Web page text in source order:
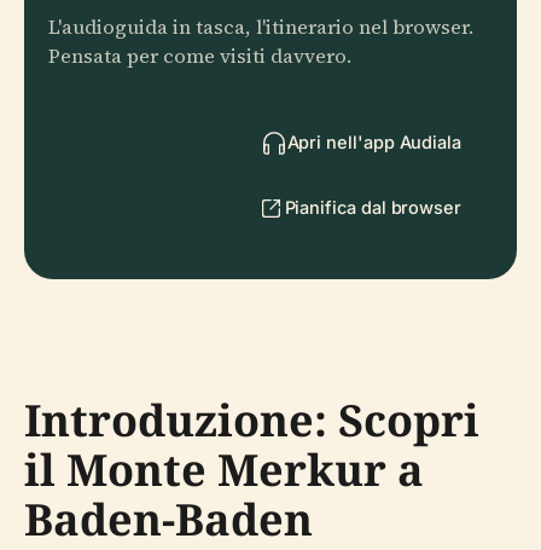
L'audioguida in tasca, l'itinerario nel browser.
Pensata per come visiti davvero.
Apri nell'app Audiala
Pianifica dal browser
Introduzione: Scopri
il Monte Merkur a
Baden-Baden